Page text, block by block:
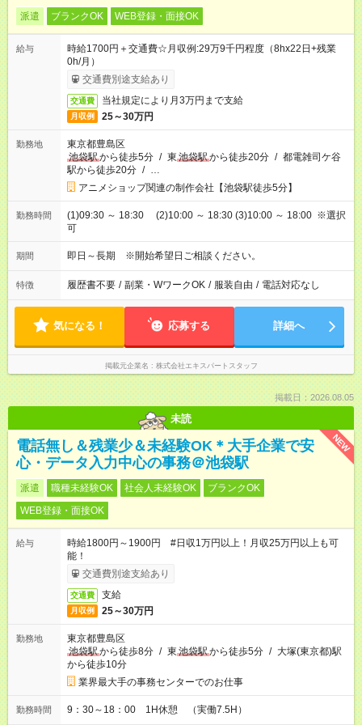
派遣 ブランクOK WEB登録・面接OK
給与
時給1700円＋交通費☆月収例:29万9千円程度（8hx22日+残業
0h/月）
交通費別途支給あり
交通費 当社規定により月3万円まで支給
月収例 25～30万円
勤務地
東京都豊島区
池袋駅から徒歩5分 / 東 池袋駅から徒歩20分 / 都電雑司ケ谷
駅から徒歩20分 / …
アニメショップ関連の制作会社【池袋駅徒歩5分】
勤務時間
(1)09:30 ～ 18:30 (2)10:00 ～ 18:30 (3)10:00 ～ 18:00 ※選択
可
期間 即日～長期 ※開始希望日ご相談ください。
特徴 履歴書不要 / 副業・WワークOK / 服装自由 / 電話対応なし
気になる！ 応募する 詳細へ
掲載元企業名 株式会社エキスパートスタッフ
掲載日：2026.08.05
未読
NEW
電話無し＆残業少＆未経験OK＊大手企業で安
心・データ入力中心の事務＠池袋駅
派遣 職種未経験OK 社会人未経験OK
ブランクOK
WEB登録・面接OK
給与
時給1800円～1900円 #日収1万円以上！月収25万円以上も可
能！
交通費別途支給あり
交通費 支給
月収例 25～30万円
勤務地
東京都豊島区
池袋駅から徒歩8分 / 東 池袋駅から徒歩5分 / 大塚(東京都)駅
から徒歩10分
業界最大手の事務センターでのお仕事
勤務時間 9：30～18：00 1H休憩 （実働7.5H）